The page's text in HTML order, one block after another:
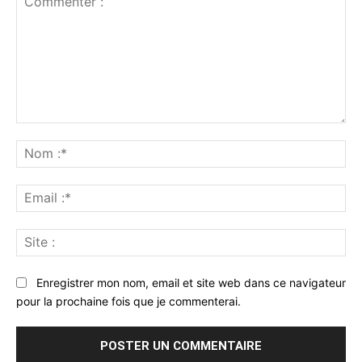
:*
:*
:
Enregistrer mon nom, email et site web dans ce navigateur
pour la prochaine fois que je commenterai.